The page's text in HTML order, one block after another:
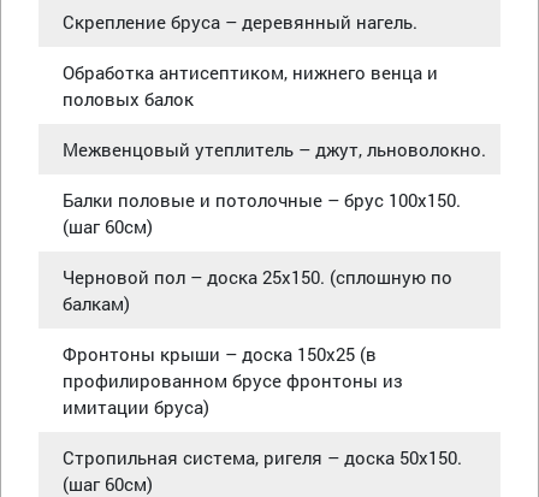
Скрепление бруса – деревянный нагель.
Обработка антисептиком, нижнего венца и
половых балок
Межвенцовый утеплитель – джут, льноволокно.
Балки половые и потолочные – брус 100х150.
(шаг 60см)
Черновой пол – доска 25х150. (сплошную по
балкам)
Фронтоны крыши – доска 150х25 (в
профилированном брусе фронтоны из
имитации бруса)
Стропильная система, ригеля – доска 50х150.
(шаг 60см)